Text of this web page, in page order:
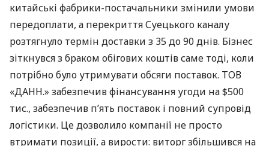
китайські фабрики-постачальники змінили умови
передоплати, а перекриття Суецького каналу
розтягнуло термін доставки з 35 до 90 днів. Бізнес
зіткнувся з браком обігових коштів саме тоді, коли
потрібно було утримувати обсяги поставок. ТОВ
«ДАНН.» забезпечив фінансування угоди на $500
тис., забезпечив п’ять поставок і повний супровід
логістики. Це дозволило компанії не просто
втримати позиції, а вирости: виторг збільшився на